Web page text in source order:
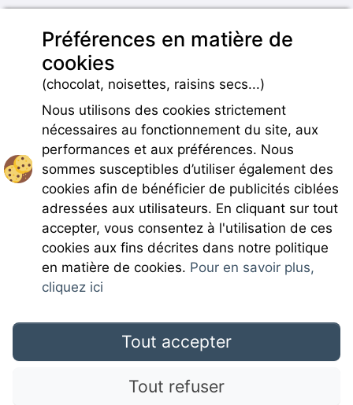
Rejoignez-nous
Mentions légales
Préférences en matière de
cookies
(chocolat, noisettes, raisins secs...)
Nous utilisons des cookies strictement
nécessaires au fonctionnement du site, aux
performances et aux préférences. Nous
sommes susceptibles d’utiliser également des
cookies afin de bénéficier de publicités ciblées
adressées aux utilisateurs. En cliquant sur tout
accepter, vous consentez à l'utilisation de ces
cookies aux fins décrites dans notre politique
en matière de cookies. Pour en savoir plus,
cliquez ici
Tout accepter
Tout refuser